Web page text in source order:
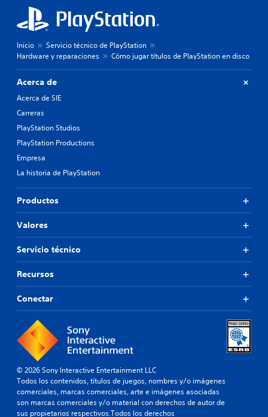
Inicio
Servicio técnico de PlayStation
Hardware y reparaciones
Cómo jugar títulos de PlayStation en disco
Acerca de
Acerca de SIE
Carreras
PlayStation Studios
PlayStation Productions
Empresa
La historia de PlayStation
Productos
Valores
Servicio técnico
Recursos
Conectar
© 2026 Sony Interactive Entertainment LLC
Todos los contenidos, títulos de juegos, nombres y/o imágenes
comerciales, marcas comerciales, arte e imágenes asociadas
son marcas comerciales y/o material con derechos de autor de
sus propietarios respectivos.Todos los derechos